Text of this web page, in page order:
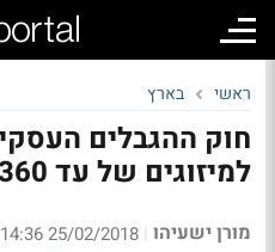
ראשי בארץ
חוק ההגבלים
למיזוגים של עד 360 מיליון שקל
מורן ישעיהו |
25/02/2018 14:36